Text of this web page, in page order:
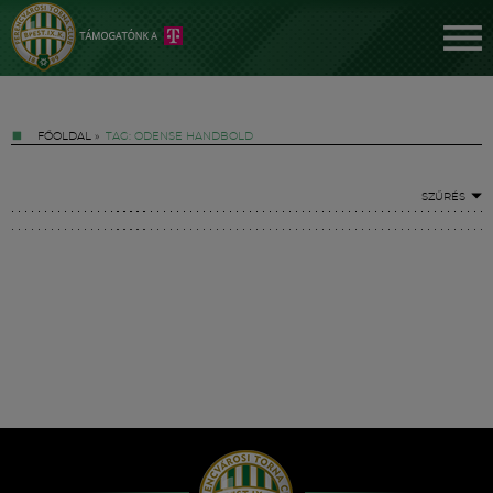
FŐOLDAL » TAG: ODENSE HANDBOLD
SZŰRÉS
Hírek